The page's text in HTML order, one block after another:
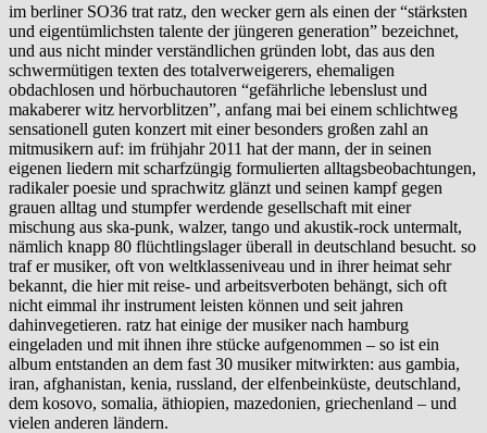
im berliner SO36 trat ratz, den wecker gern als einen der “stärksten
und eigentümlichsten talente der jüngeren generation” bezeichnet,
und aus nicht minder verständlichen gründen lobt, das aus den
schwermütigen texten des totalverweigerers, ehemaligen
obdachlosen und hörbuchautoren “gefährliche lebenslust und
makaberer witz hervorblitzen”, anfang mai bei einem schlichtweg
sensationell guten konzert mit einer besonders großen zahl an
mitmusikern auf: im frühjahr 2011 hat der mann, der in seinen
eigenen liedern mit scharfzüngig formulierten alltagsbeobachtungen,
radikaler poesie und sprachwitz glänzt und seinen kampf gegen
grauen alltag und stumpfer werdende gesellschaft mit einer
mischung aus ska-punk, walzer, tango und akustik-rock untermalt,
nämlich knapp 80 flüchtlingslager überall in deutschland besucht. so
traf er musiker, oft von weltklasseniveau und in ihrer heimat sehr
bekannt, die hier mit reise- und arbeitsverboten behängt, sich oft
nicht eimmal ihr instrument leisten können und seit jahren
dahinvegetieren. ratz hat einige der musiker nach hamburg
eingeladen und mit ihnen ihre stücke aufgenommen – so ist ein
album entstanden an dem fast 30 musiker mitwirkten: aus gambia,
iran, afghanistan, kenia, russland, der elfenbeinküste, deutschland,
dem kosovo, somalia, äthiopien, mazedonien, griechenland – und
vielen anderen ländern.